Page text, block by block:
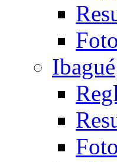
Ibagué